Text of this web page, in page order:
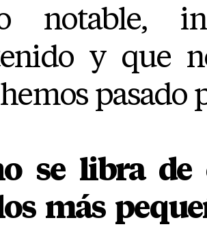
notable,
y que
pasado
se libra de
más